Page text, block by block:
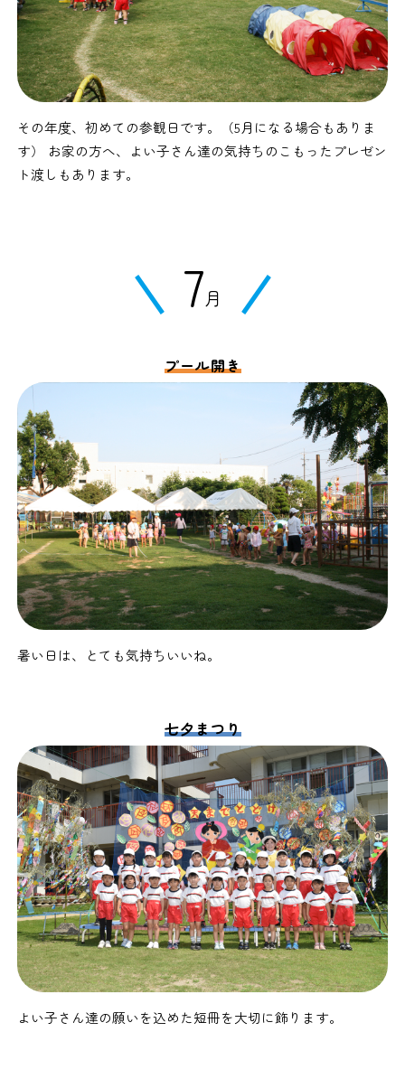
その年度、初めての参観日です。（5月になる場合もありま
す） お家の方へ、よい子さん達の気持ちのこもったプレゼン
ト渡しもあります。
7月
プール開き
暑い日は、とても気持ちいいね。
七夕まつり
よい子さん達の願いを込めた短冊を大切に飾ります。